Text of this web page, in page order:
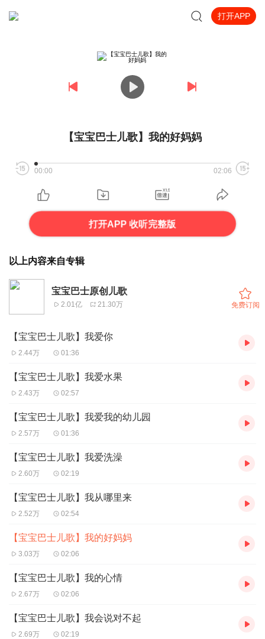
打开APP
【宝宝巴士儿歌】我的好妈妈
00:00 02:06
打开APP 收听完整版
以上内容来自专辑
宝宝巴士原创儿歌
2.01亿 21.30万 免费订阅
【宝宝巴士儿歌】我爱你
2.44万 01:36
【宝宝巴士儿歌】我爱水果
2.43万 02:57
【宝宝巴士儿歌】我爱我的幼儿园
2.57万 01:36
【宝宝巴士儿歌】我爱洗澡
2.60万 02:19
【宝宝巴士儿歌】我从哪里来
2.52万 02:54
【宝宝巴士儿歌】我的好妈妈
3.03万 02:06
【宝宝巴士儿歌】我的心情
2.67万 02:06
【宝宝巴士儿歌】我会说对不起
2.69万 02:19